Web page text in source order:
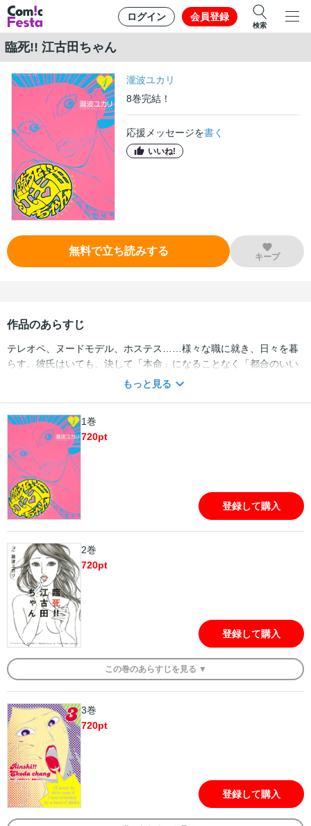
ログイン 会員登録
検索
臨死!! 江古田ちゃん
瀧波ユカリ
8巻完結！
応援メッセージを書く
いいね!
無料で立ち読みする キープ
作品のあらすじ
テレオペ、ヌードモデル、ホステス……様々な職に就き、日々を暮
らす。彼氏はいても、決して「本命」になることなく「都合のいい
女」扱い。「猛禽（もうきん）」と命名する「モテ女子」を天敵と
つ女性がいるぞ。男と女のこの世界で生き残りたければ、これを読
んだ方がいい。女性読者の圧倒的支持を誇る超絶4コマ、登場！
もっと見る
1巻
720pt
登録して購入
2巻
720pt
登録して購入
この巻のあらすじを 見る ▼
3巻
720pt
登録して購入